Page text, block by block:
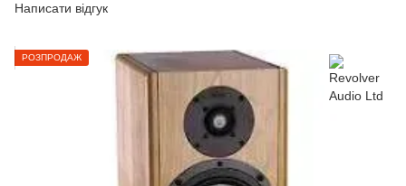
Написати відгук
РОЗПРОДАЖ